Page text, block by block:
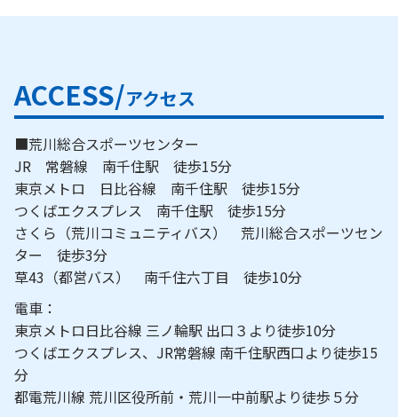
ACCESS/アクセス
■荒川総合スポーツセンター
JR 常磐線 南千住駅 徒歩15分
東京メトロ 日比谷線 南千住駅 徒歩15分
つくばエクスプレス 南千住駅 徒歩15分
さくら（荒川コミュニティバス） 荒川総合スポーツセン
ター 徒歩3分
草43（都営バス） 南千住六丁目 徒歩10分
電車：
東京メトロ日比谷線 三ノ輪駅 出口３より徒歩10分
つくばエクスプレス、JR常磐線 南千住駅西口より徒歩15
分
都電荒川線 荒川区役所前・荒川一中前駅より徒歩５分